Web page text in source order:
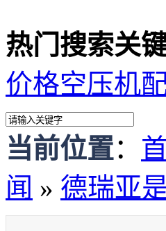
热门搜索关键
价格空压机
当前位置：
闻 » 德瑞亚